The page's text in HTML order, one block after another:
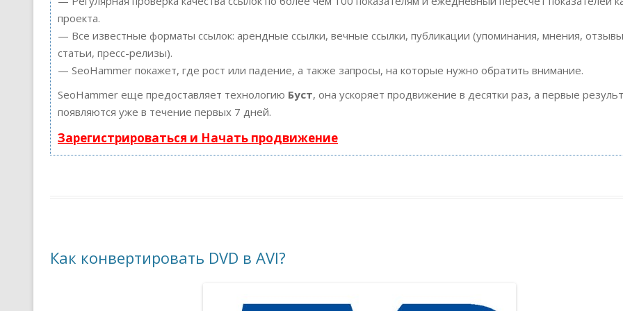
проекта.
— Все известные форматы ссылок: арендные ссылки, вечные ссылки, публикации (упоминания, мнения,
статьи, пресс-релизы).
— SeoHammer покажет, где рост или падение, а также запросы, на которые нужно обратить внимание.
SeoHammer еще предоставляет технологию Буст, она ускоряет продвижение в десятки раз, а первые
появляются уже в течение первых 7 дней.
Зарегистрироваться и Начать продвижение
Как конвертировать DVD в AVI?